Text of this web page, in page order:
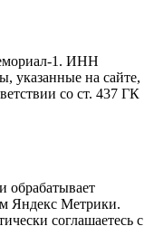
1. ИНН
указанные на сайте,
со ст. 437 ГК
обрабатывает
Яндекс Метрики.
соглашаетесь с